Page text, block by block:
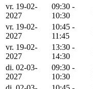
vr. 19-02-
2027
09:30 -
10:30
vr. 19-02-
2027
10:45 -
11:45
vr. 19-02-
2027
13:30 -
14:30
di. 02-03-
2027
09:30 -
10:30